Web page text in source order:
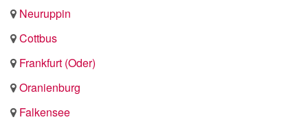
Neuruppin
Cottbus
Frankfurt (Oder)
Oranienburg
Falkensee